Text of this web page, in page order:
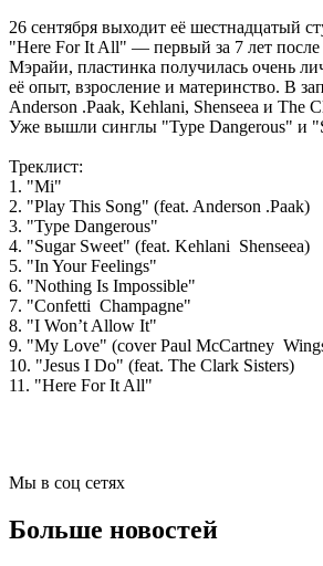
26 сентября выходит её шестнадцатый
"Here For It All" — первый за 7 лет
Мэрайи, пластинка получилась очень
её опыт, взросление и материнство. В
Anderson .Paak, Kehlani, Shenseea и The
Уже вышли синглы "Type Dangerous" и
Треклист:
1. "Mi"
2. "Play This Song" (feat. Anderson .Paak)
3. "Type Dangerous"
4. "Sugar Sweet" (feat. Kehlani Shenseea)
5. "In Your Feelings"
6. "Nothing Is Impossible"
7. "Confetti Champagne"
8. "I Won’t Allow It"
9. "My Love" (cover Paul McCartney
10. "Jesus I Do" (feat. The Clark Sisters)
11. "Here For It All"
Мы в соц сетях
Больше новостей